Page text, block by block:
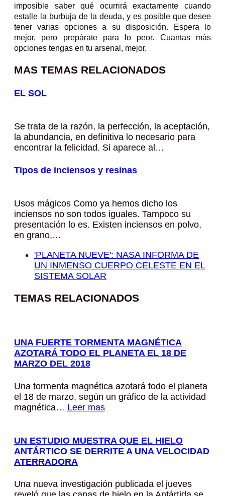
imposible saber qué ocurrirá exactamente cuando
estalle la burbuja de la deuda, y es posible que desee
tener varias opciones a su disposición. Espera lo
mejor, pero prepárate para lo peor. Cuantas más
opciones tengas en tu arsenal, mejor.
MAS TEMAS RELACIONADOS
EL SOL
Se trata de la razón, la perfección, la aceptación,
la abundancia, en definitiva lo necesario para
encontrar la felicidad. Si aparece al…
Tipos de inciensos y resinas
Usos mágicos Como ya hemos dicho los
inciensos no son todos iguales. Tampoco su
presentación lo es. Existen inciensos en polvo,
en grano,…
'PLANETA NUEVE': NASA INFORMA DE
UN INMENSO CUERPO CELESTE EN EL
SISTEMA SOLAR
TEMAS RELACIONADOS
UNA FUERTE TORMENTA MAGNÉTICA
AZOTARÁ TODO EL PLANETA EL 18 DE
MARZO DEL 2018
Una tormenta magnética azotará todo el planeta
el 18 de marzo, según un gráfico de la actividad
magnética… Leer mas
UN ESTUDIO MUESTRA QUE EL HIELO
ANTÁRTICO SE DERRITE A UNA VELOCIDAD
ATERRADORA
Una nueva investigación publicada el jueves